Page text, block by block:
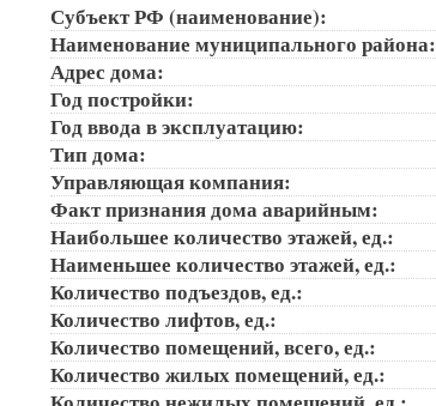
Субъект РФ (наименование):
Наименование муниципального района:
Адрес дома:
Год постройки:
Год ввода в эксплуатацию:
Тип дома:
Управляющая компания:
Факт признания дома аварийным:
Наибольшее количество этажей, ед.:
Наименьшее количество этажей, ед.:
Количество подъездов, ед.:
Количество лифтов, ед.:
Количество помещений, всего, ед.:
Количество жилых помещений, ед.: